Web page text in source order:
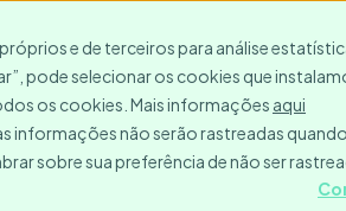
e de terceiros para análise
pode selecionar os cookies que
os cookies. Mais informações aqui
informações não serão rastreadas
sobre sua preferência de não ser
Para quem? Destinos